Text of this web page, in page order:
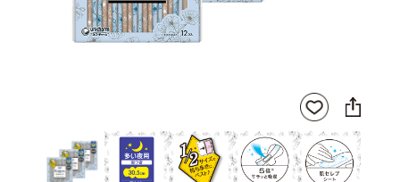
お気
に入
りに
登録
SNS
に
シ
ェ
ア